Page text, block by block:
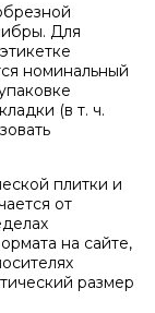
Для
номинальный
(в т. ч.
плитки и
от
на сайте,
размер